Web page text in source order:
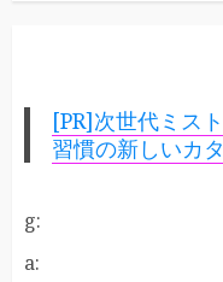
[PR]次世代ミス
習慣の新しいカ
g:
a: